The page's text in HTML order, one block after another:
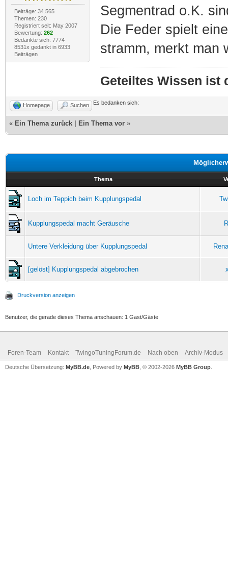
Beiträge: 34.565
Themen: 230
Registriert seit: May 2007
Bewertung: 262
Bedankte sich: 7774
8531x gedankt in 6933
Beiträgen
Segmentrad o.K.
Die Feder spielt
stramm, merkt man
Geteiltes Wissen ist
Homepage Suchen Es bedanken sich:
« Ein Thema zurück Ein Thema vor »
Thema
Loch im Teppich beim Kupplungspedal
Kupplungspedal macht Geräusche
Untere Verkleidung über Kupplungspedal
[gelöst] Kupplungspedal abgebrochen
Druckversion anzeigen
Benutzer, die gerade dieses Thema anschauen: 1 Gast/Gäste
Foren-Team Kontakt TwingoTuningForum.de Nach oben Archiv-Modus
Deutsche Übersetzung: MyBB.de , Powered by MyBB , © 2002-2026 MyBB Group